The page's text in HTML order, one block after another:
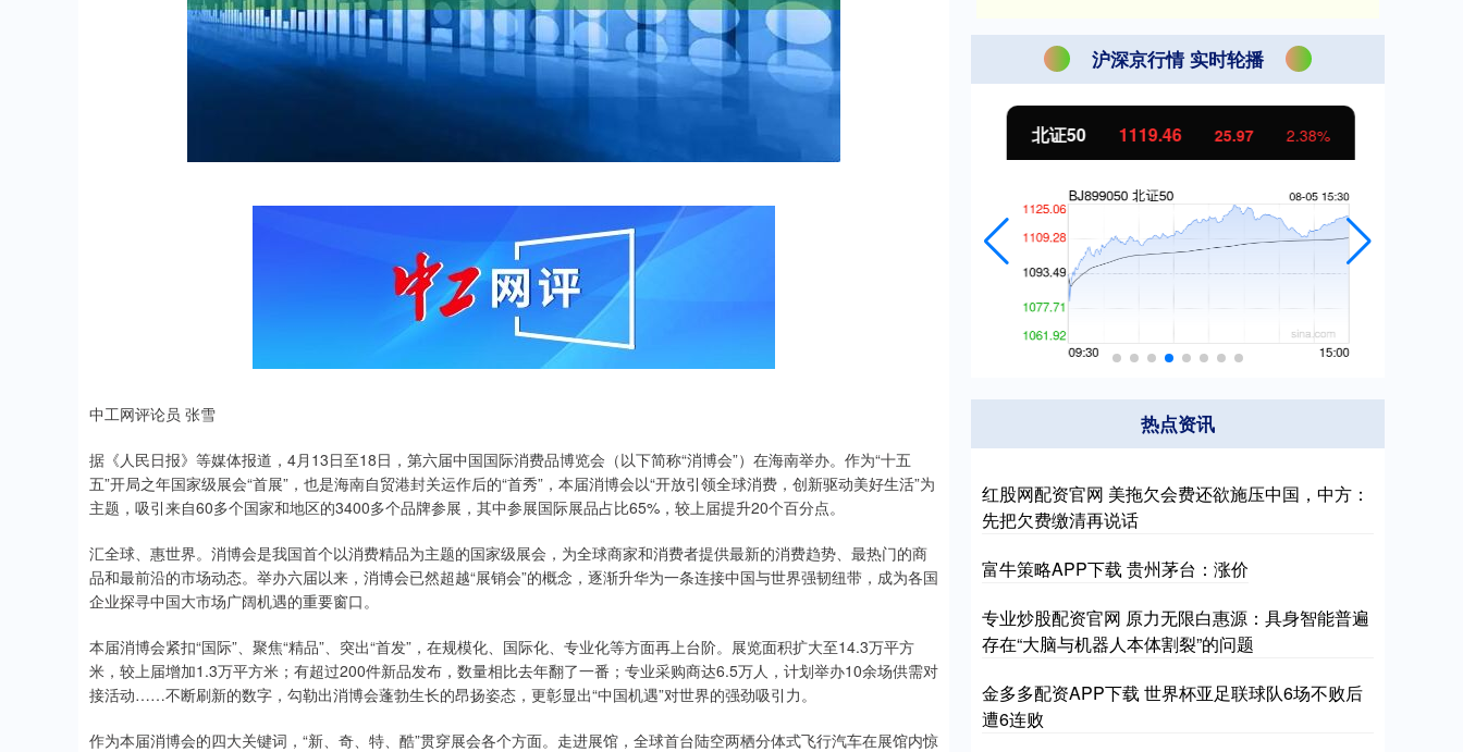
中工网评论员 张雪
据《人民日报》等媒体报道，4月13日至18日，第六届中国国际消费品博览会（以下简称“消博会”）在海南举办。作为“十五
五”开局之年国家级展会“首展”，也是海南自贸港封关运作后的“首秀”，本届消博会以“开放引领全球消费，创新驱动美好生活”为
主题，吸引来自60多个国家和地区的3400多个品牌参展，其中参展国际展品占比65%，较上届提升20个百分点。
汇全球、惠世界。消博会是我国首个以消费精品为主题的国家级展会，为全球商家和消费者提供最新的消费趋势、最热门的商
品和最前沿的市场动态。举办六届以来，消博会已然超越“展销会”的概念，逐渐升华为一条连接中国与世界强韧纽带，成为各国
企业探寻中国大市场广阔机遇的重要窗口。
本届消博会紧扣“国际”、聚焦“精品”、突出“首发”，在规模化、国际化、专业化等方面再上台阶。展览面积扩大至14.3万平方
米，较上届增加1.3万平方米；有超过200件新品发布，数量相比去年翻了一番；专业采购商达6.5万人，计划举办10余场供需对
接活动……不断刷新的数字，勾勒出消博会蓬勃生长的昂扬姿态，更彰显出“中国机遇”对世界的强劲吸引力。
作为本届消博会的四大关键词，“新、奇、特、酷”贯穿展会各个方面。走进展馆，全球首台陆空两栖分体式飞行汽车在展馆内惊
沪深京行情 实时轮播
北证50 1119.46 25.97 2.38%
热点资讯
红股网配资官网 美拖欠会费还欲施压中国，中方：
先把欠费缴清再说话
富牛策略APP下载 贵州茅台：涨价
专业炒股配资官网 原力无限白惠源：具身智能普遍
存在“大脑与机器人本体割裂”的问题
金多多配资APP下载 世界杯亚足联球队6场不败后
遭6连败